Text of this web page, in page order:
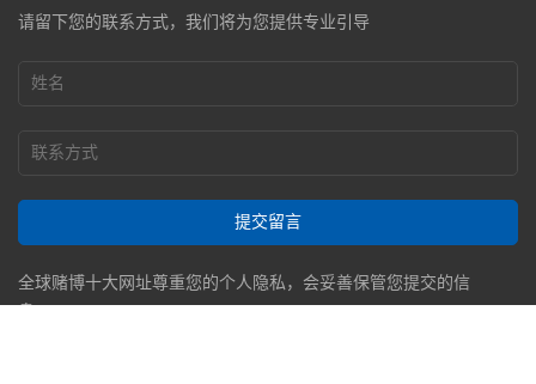
请留下您的联系方式，我们将为您提供专业引导
提交留言
全球赌博十大网址尊重您的个人隐私，会妥善保管您提交的信